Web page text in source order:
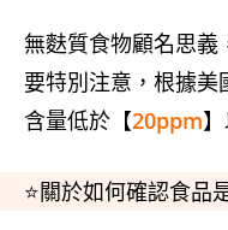
無麩質食物顧名思
要特別注意，根據美
含量低於【20ppm
⭐關於如何確認食品